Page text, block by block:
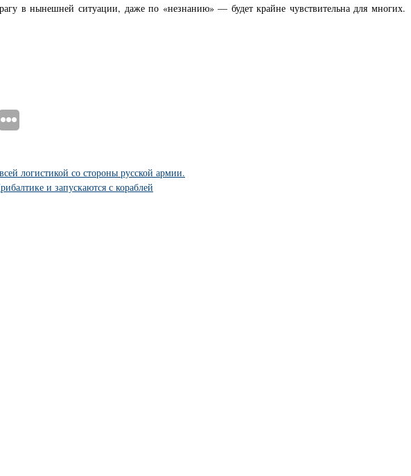
в нынешней ситуации, даже по «незнанию» — будет крайне чувствительна для многих.
логистикой со стороны русской армии.
и запускаются с кораблей